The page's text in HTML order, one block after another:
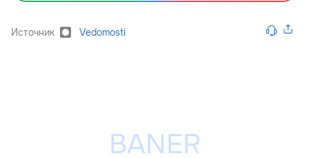
Источник Vedomosti